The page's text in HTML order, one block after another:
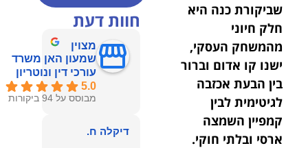
שביקורת כנה היא
חלק חיוני
מהמשחק העסקי,
ישנו קו אדום וברור
בין הבעת אכזבה
לגיטימית לבין
קמפיין השמצה
ארסי ובלתי חוקי.
חוות דעת
מצוין
שמעון האן משרד
עורכי דין ונוטריון
5.0
מבוסס על 94 ביקורות
דיקלה ח.